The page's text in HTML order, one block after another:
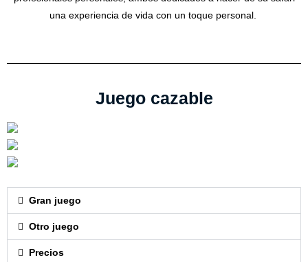
una experiencia de vida con un toque personal.
Juego cazable
Gran juego
Otro juego
Precios